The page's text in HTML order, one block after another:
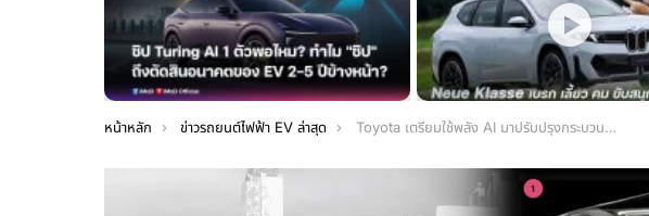
ล่าสุด
คุณอยู่ที่นี่:
หน้าหลัก ข่าวรถยนต์ไฟฟ้า EV ล่าสุด Toyota เตรียมใช้พลัง AI มาปรับปรุงกระบวนการออกแบบรถยนต์ไฟฟ้า (EV) เพื่อเพิ่มระยะทางสูงสุด